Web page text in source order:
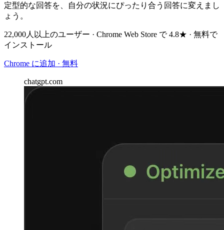
定型的な回答を、自分の状況にぴったり合う回答に変えまし
ょう。
22,000人以上のユーザー · Chrome Web Store で 4.8★ · 無料で
インストール
Chrome に追加 · 無料
chatgpt.com